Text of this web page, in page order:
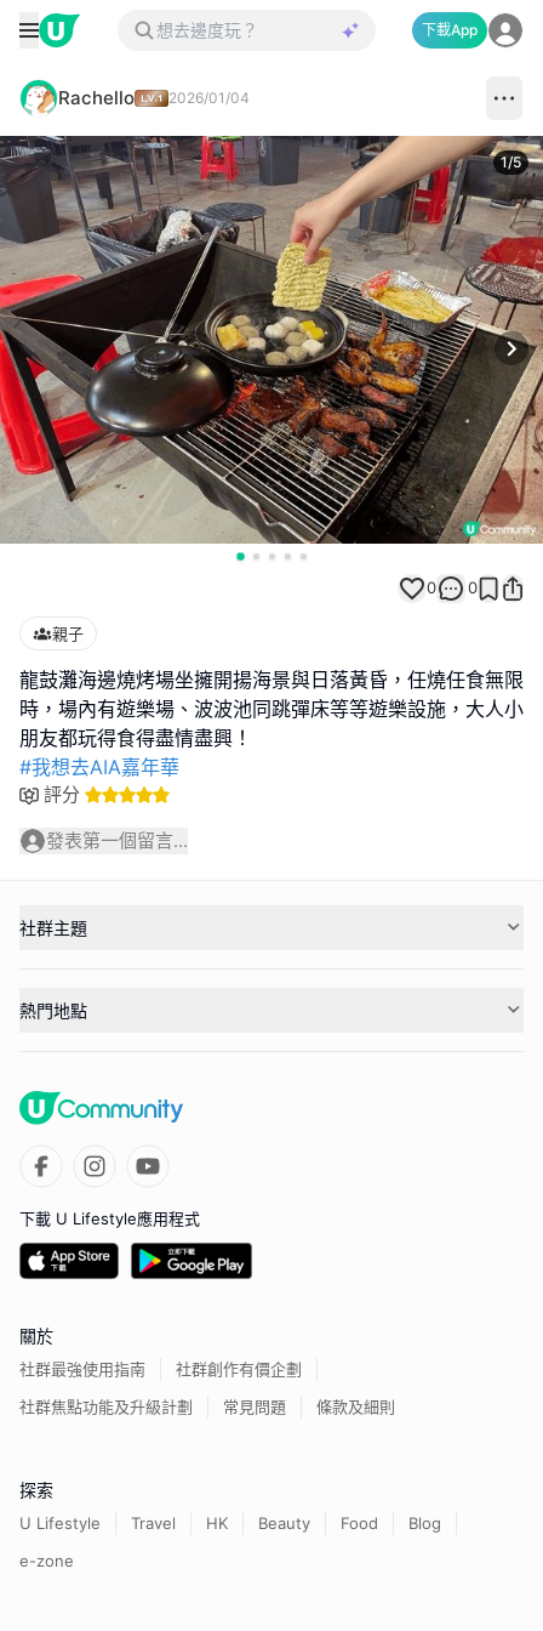
下載App
Rachello 2026/01/04
1/5
0 0
親子
龍鼓灘海邊燒烤場坐擁開揚海景與日落黃昏，任燒任食無限
時，場內有遊樂場、波波池同跳彈床等等遊樂設施，大人小
#我想去AIA嘉年華
評分
發表第一個留言...
社群主題
熱門地點
下載 U Lifestyle應用程式
關於
社群最強使用指南
社群創作有價企劃
社群焦點功能及升級計劃
常見問題 條款及細則
探索
U Lifestyle Travel HK Beauty Food
Blog
e-zone